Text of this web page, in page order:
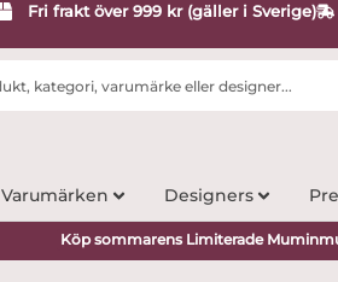
Fri frakt över 999 kr (gäller i Sverige)
Varumärken Designers
Köp sommarens Limiterade